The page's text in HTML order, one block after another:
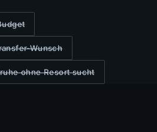
Wunsch
ohne Resort sucht